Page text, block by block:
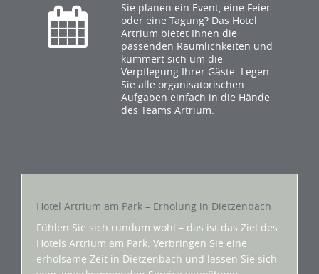
Sie planen ein Event, eine Feier
oder eine Tagung? Das Hotel
Artrium bietet Ihnen die
passenden Räumlichkeiten und
kümmert sich um die
Verpflegung Ihrer Gäste. Legen
Sie alle organisatorischen
Aufgaben einfach in die Hände
des Teams Artrium.
Hotel Artrium am Park – Erholung in Dietzenbach
Fühlen Sie sich rundum wohl – das ist das Ziel des
Hotels Artrium am Park. Verbringen Sie eine
erholsame Zeit in Dietzenbach und lassen Sie sich